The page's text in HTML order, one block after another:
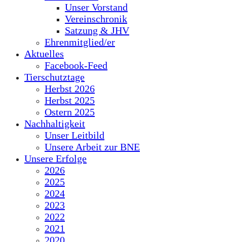
Unser Vorstand
Vereinschronik
Satzung & JHV
Ehrenmitglied/er
Aktuelles
Facebook-Feed
Tierschutztage
Herbst 2026
Herbst 2025
Ostern 2025
Nachhaltigkeit
Unser Leitbild
Unsere Arbeit zur BNE
Unsere Erfolge
2026
2025
2024
2023
2022
2021